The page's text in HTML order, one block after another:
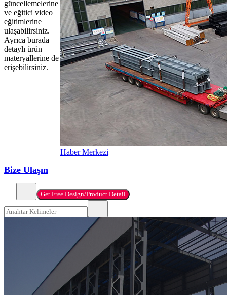
güncellemelerine
ve eğitici video
eğitimlerine
ulaşabilirsiniz.
Ayrıca burada
detaylı ürün
materyallerine de
erişebilirsiniz.
Haber Merkezi
Bize Ulaşın
Get Free Design/Product Detail